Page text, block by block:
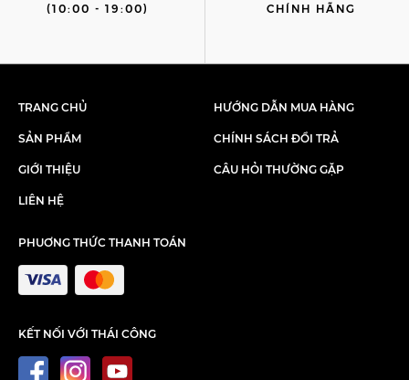
(10:00 - 19:00)
CHÍNH HÃNG
TRANG CHỦ
SẢN PHẨM
GIỚI THIỆU
LIÊN HỆ
HƯỚNG DẪN MUA HÀNG
CHÍNH SÁCH ĐỔI TRẢ
CÂU HỎI THƯỜNG GẶP
PHUƠNG THỨC THANH TOÁN
KẾT NỐI VỚI THÁI CÔNG